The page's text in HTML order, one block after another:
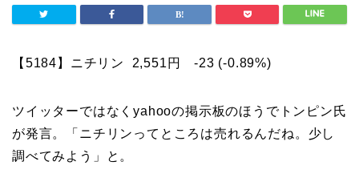
【5184】ニチリン 2,551円 -23 (-0.89%)
ツイッターではなくyahooの掲示板のほうでトンピン氏
が発言。「ニチリンってところは売れるんだね。少し
調べてみよう」と。